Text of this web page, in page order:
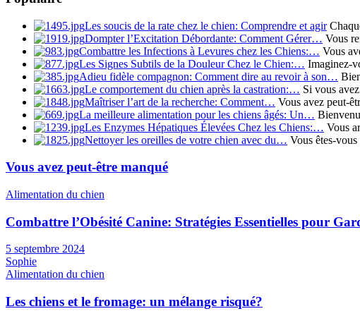
Les soucis de la rate chez le chien: Comprendre et agir
Dompter l’Excitation Débordante: Comment Gérer… Vous
Combattre les Infections à Levures chez les Chiens:… Vous
Les Signes Subtils de la Douleur Chez le Chien:… Imaginez-
Adieu fidèle compagnon: Comment dire au revoir à son…
Le comportement du chien après la castration:… Si vous
Maîtriser l’art de la recherche: Comment… Vous avez peut-
La meilleure alimentation pour les chiens âgés: Un…
Les Enzymes Hépatiques Élevées Chez les Chiens:… Vous
Nettoyer les oreilles de votre chien avec du… Vous êtes-
Vous avez peut-être manqué
Alimentation du chien
Combattre l’Obésité Canine: Stratégies Essentielles pour
5 septembre 2024
Sophie
Alimentation du chien
Les chiens et le fromage: un mélange risqué?